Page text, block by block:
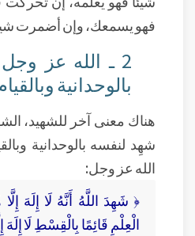
فهو يسمعك، وإن أضمرت
2 ـ الله عز
بالوحدانية
هناك معنى آخر للشهيد،
شهِد لنفسه بالوحدانية
الله عز وجل:
﴿ شَهِدَ اللَّهُ أَنَّهُ لَا إِلَهَ
الْعِلْمِ قَائِمًا بِالْقِسْطِ لَا إِلَهَ